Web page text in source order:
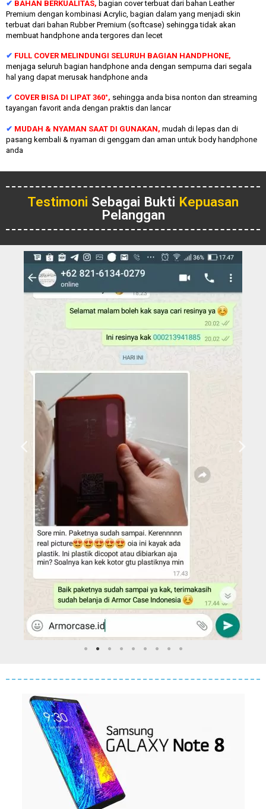
✔ BAHAN BERKUALITAS, bagian cover terbuat dari bahan Leather
Premium dengan kombinasi Acrylic, bagian dalam yang menjadi skin
terbuat dari bahan Rubber Premium (softcase) sehingga tidak akan
membuat handphone anda tergores dan lecet
✔ FULL COVER MELINDUNGI SELURUH BAGIAN HANDPHONE,
menjaga seluruh bagian handphone anda dengan sempurna dari segala
hal yang dapat merusak handphone anda
✔ COVER BISA DI LIPAT 360°, sehingga anda bisa nonton dan streaming
tayangan favorit anda dengan praktis dan lancar
✔ MUDAH & NYAMAN SAAT DI GUNAKAN, mudah di lepas dan di
pasang kembali & nyaman di genggam dan aman untuk body handphone
anda
Testimoni Sebagai Bukti Kepuasan
Pelanggan